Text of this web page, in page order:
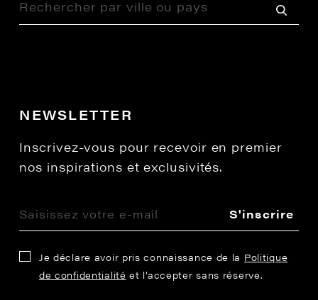
NEWSLETTER
Inscrivez-vous pour recevoir en premier
nos inspirations et exclusivités.
S'inscrire
Je déclare avoir pris connaissance de la Politique
de confidentialité et l’accepter sans réserve.